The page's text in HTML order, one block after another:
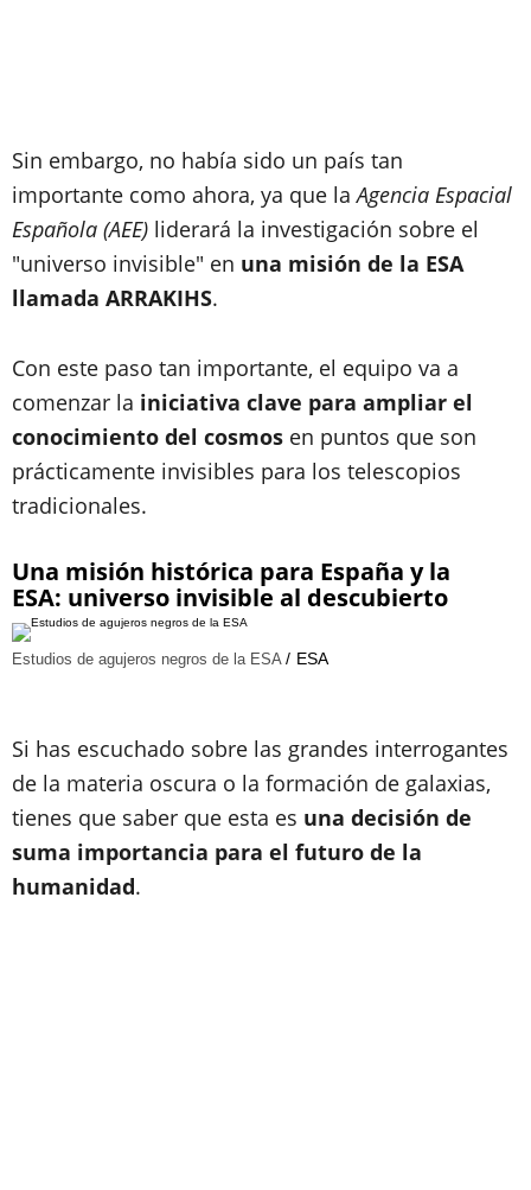
Sin embargo, no había sido un país tan
importante como ahora, ya que laAgencia Espacial
Española (AEE) liderará la investigación sobre el
"universo invisible" en una misión de la ESA
llamada ARRAKIHS.
Con este paso tan importante, el equipo va a
comenzar la iniciativa clave para ampliar el
conocimiento del cosmos en puntos que son
prácticamente invisibles para los telescopios
tradicionales.
Una misión histórica para España y la
ESA: universo invisible al descubierto
Estudios de agujeros negros de la ESA ESA
Si has escuchado sobre las grandes interrogantes
de la materia oscura o la formación de galaxias,
tienes que saber que esta es una decisión de
suma importancia para el futuro de la
humanidad.